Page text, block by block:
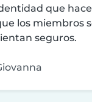
que
los miembros
seguros.